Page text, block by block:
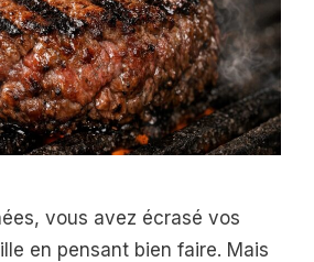
vous avez écrasé vos
en pensant bien faire. Mais